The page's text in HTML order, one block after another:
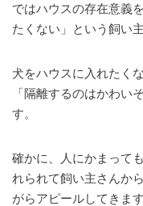
ではハウスの存在意義
たくない」という飼い
犬をハウスに入れたく
「隔離するのはかわい
す。
確かに、人にかまって
れられて飼い主さんか
がらアピールしてきま